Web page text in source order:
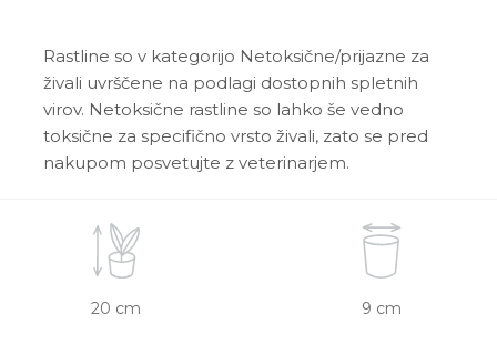
Rastline so v kategorijo Netoksične/prijazne za
živali uvrščene na podlagi dostopnih spletnih
virov. Netoksične rastline so lahko še vedno
toksične za specifično vrsto živali, zato se pred
nakupom posvetujte z veterinarjem.
20 cm 9 cm